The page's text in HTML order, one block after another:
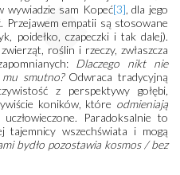
wywiadzie sam Kopeć[3], dla jego
Przejawem empatii są stosowane
poidełko, czapeczki i tak dalej).
roślin i rzeczy, zwłaszcza
Dlaczego nikt nie
smutno? Odwraca tradycyjną
z perspektywy gołębi
koników, które odmieniają
Paradoksalnie to
tajemnicy wszechświata i mogą
bydło pozostawia kosmos / bez